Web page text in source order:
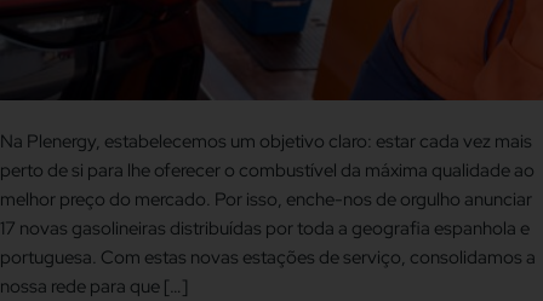
Na Plenergy, estabelecemos um objetivo claro: estar cada vez mais
perto de si para lhe oferecer o combustível da máxima qualidade ao
melhor preço do mercado. Por isso, enche-nos de orgulho anunciar
17 novas gasolineiras distribuídas por toda a geografia espanhola e
portuguesa. Com estas novas estações de serviço, consolidamos a
nossa rede para que […]